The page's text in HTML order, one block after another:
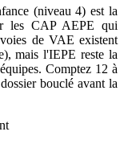
(niveau 4) est la
les CAP AEPE qui
de VAE existent
mais l'IEPE reste la
Comptez 12 à
bouclé avant la